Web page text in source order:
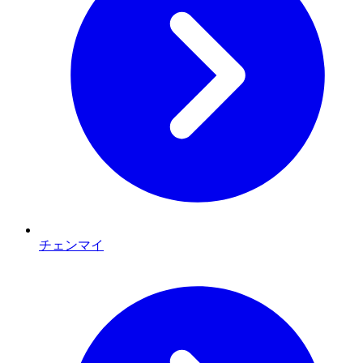
チェンマイ